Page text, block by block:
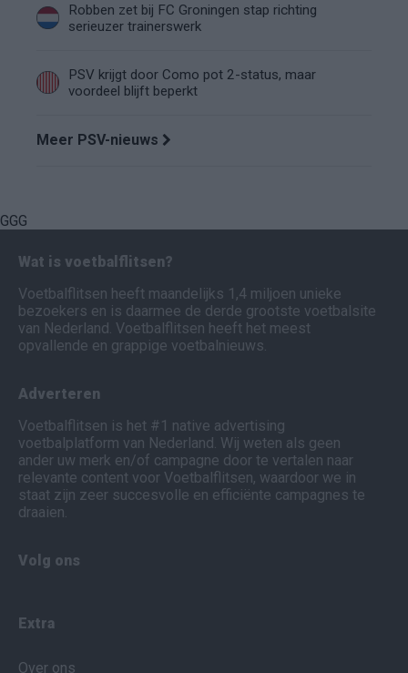
Robben zet bij FC Groningen stap richting
serieuzer trainerswerk
PSV krijgt door Como pot 2-status, maar
voordeel blijft beperkt
Meer PSV-nieuws
GGG
Wat is voetbalflitsen?
Voetbalflitsen heeft maandelijks 1,4 miljoen unieke
bezoekers en is daarmee de derde grootste voetbalsite
van Nederland. Voetbalflitsen heeft het meest
opvallende en grappige voetbalnieuws.
Adverteren
Voetbalflitsen is het #1 native advertising
voetbalplatform van Nederland. Wij weten als geen
ander uw merk en/of campagne door te vertalen naar
relevante content voor Voetbalflitsen, waardoor we in
staat zijn zeer succesvolle en efficiënte campagnes te
draaien.
Volg ons
Extra
Over ons